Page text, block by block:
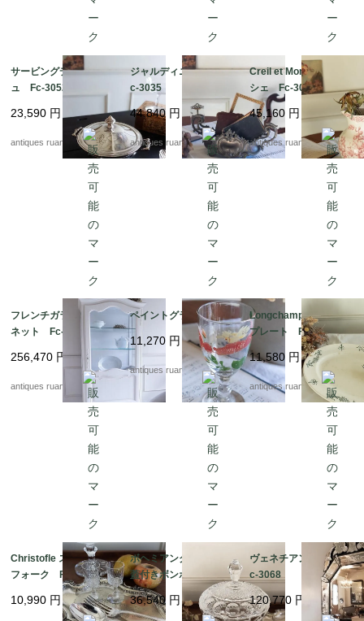
サービングディッシ
ュ Fc-3052b
23,590 円
antiques ruan
ジャルディニエール F
c-3035
44,840 円
antiques ruan
Creil et Montereau ピ
シェ Fc-3051
45,160 円
antiques ruan
フレンチガラスキャビ
ネット Fc-3115
256,470 円
antiques ruan
ペイントグラス
11,270 円
antiques ruan
Longchamp オーバル
プレート Fc-3052
11,580 円
antiques ruan
Christofle スプーン＆
フォーク Fc-3060
10,990 円
ボヘミアンクリスタル
蓋付きボンボニエー
ル Fc-3048
36,540 円
ヴェネチアンミラー F
c-3068
120,770 円